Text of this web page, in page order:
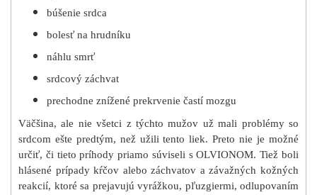
búšenie srdca
bolesť na hrudníku
náhlu smrť
srdcový záchvat
prechodne znížené prekrvenie častí mozgu
Väčšina, ale nie všetci z týchto mužov už mali problémy so
srdcom ešte predtým, než užili tento liek. Preto nie je možné
určiť, či tieto príhody priamo súviseli s OLVIONOM. Tiež boli
hlásené prípady kŕčov alebo záchvatov a závažných kožných
reakcií, ktoré sa prejavujú vyrážkou, pľuzgiermi, odlupovaním